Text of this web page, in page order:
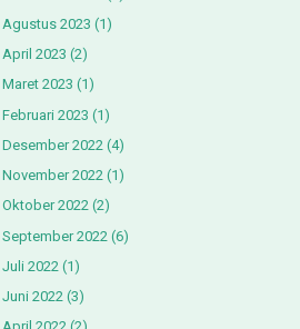
Agustus 2023 (1)
April 2023 (2)
Maret 2023 (1)
Februari 2023 (1)
Desember 2022 (4)
November 2022 (1)
Oktober 2022 (2)
September 2022 (6)
Juli 2022 (1)
Juni 2022 (3)